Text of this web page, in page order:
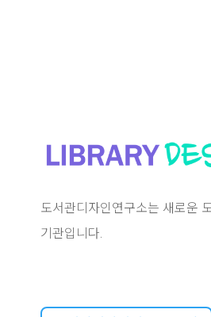
도서관디자인연구소는 새로운
기관입니다.